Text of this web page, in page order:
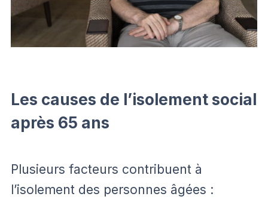
Les causes de l’isolement social
après 65 ans
Plusieurs facteurs contribuent à
l’isolement des personnes âgées :